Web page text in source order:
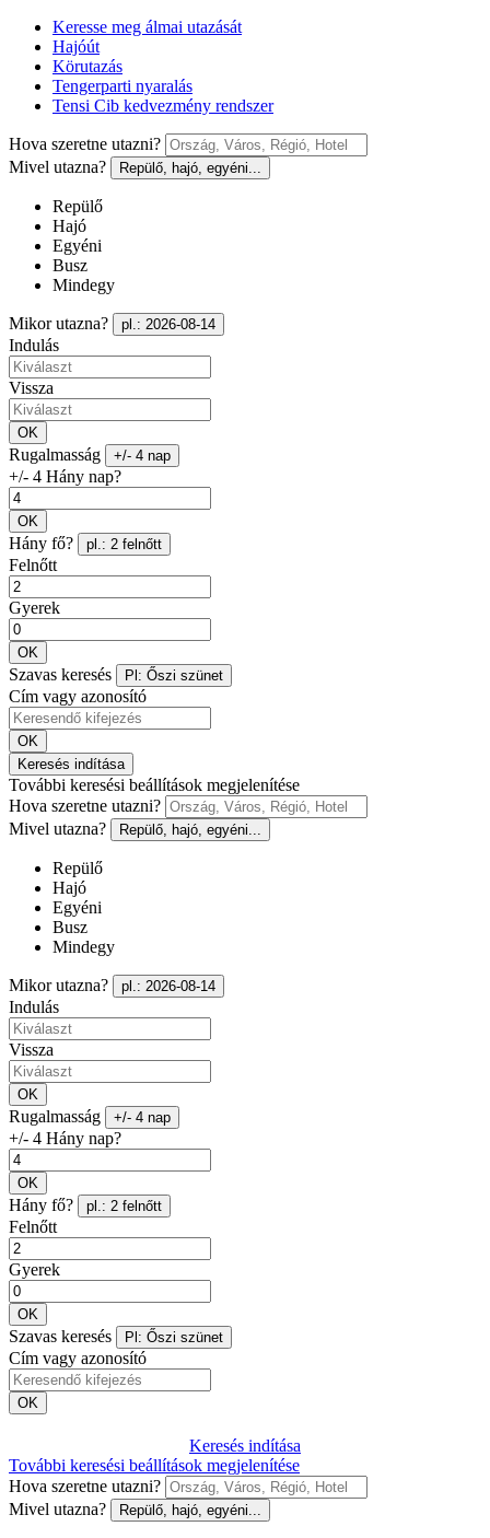
Keresse meg álmai utazását
Hajóút
Körutazás
Tengerparti nyaralás
Tensi Cib kedvezmény rendszer
Hova szeretne utazni?
Mivel utazna?
Repülő, hajó, egyéni...
Repülő
Hajó
Egyéni
Busz
Mindegy
Mikor utazna? pl.: 2026-08-14
Indulás
Vissza
OK
Rugalmasság +/- 4 nap
+/- 4 Hány nap?
OK
Hány fő? pl.: 2 felnőtt
Felnőtt
Gyerek
OK
Szavas keresés Pl: Őszi szünet
Cím vagy azonosító
OK
Keresés indítása
További keresési beállítások megjelenítése
Hova szeretne utazni?
Mivel utazna?
Repülő, hajó, egyéni...
Repülő
Hajó
Egyéni
Busz
Mindegy
Mikor utazna? pl.: 2026-08-14
Indulás
Vissza
OK
Rugalmasság +/- 4 nap
+/- 4 Hány nap?
OK
Hány fő? pl.: 2 felnőtt
Felnőtt
Gyerek
OK
Szavas keresés Pl: Őszi szünet
Cím vagy azonosító
OK
Keresés indítása
További keresési beállítások megjelenítése
Hova szeretne utazni?
Mivel utazna?
Repülő, hajó, egyéni...